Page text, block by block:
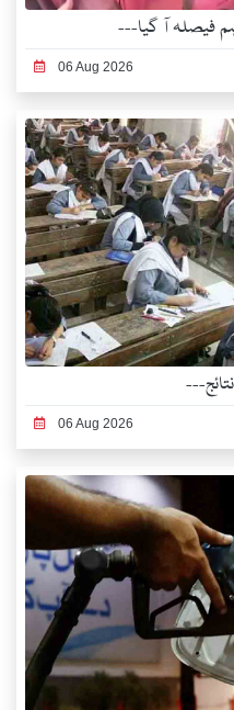
فیصلہ آ گیا---
06 Aug 2026
06 Aug 2026